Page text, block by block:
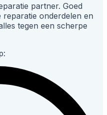
partner. Goed
onderdelen en
tegen een scherpe